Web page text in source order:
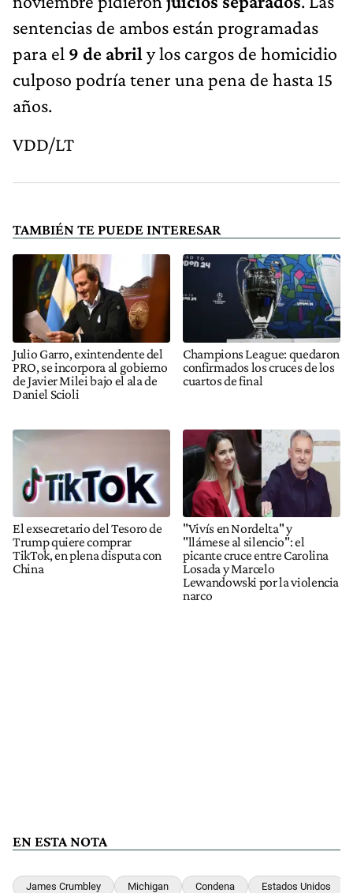
sentencias de ambos están programadas
para el 9 de abril y los cargos de homicidio
culposo podría tener una pena de hasta 15
años.
VDD/LT
TAMBIÉN TE PUEDE INTERESAR
Julio Garro, exintendente del
PRO, se incorpora al gobierno
de Javier Milei bajo el ala de
Daniel Scioli
Champions League: quedaron
confirmados los cruces de los
cuartos de final
El exsecretario del Tesoro de
Trump quiere comprar
TikTok, en plena disputa con
China
"Vivís en Nordelta" y
"llámese al silencio": el
picante cruce entre Carolina
Losada y Marcelo
Lewandowski por la violencia
narco
EN ESTA NOTA
James Crumbley Michigan Condena Estados Unidos